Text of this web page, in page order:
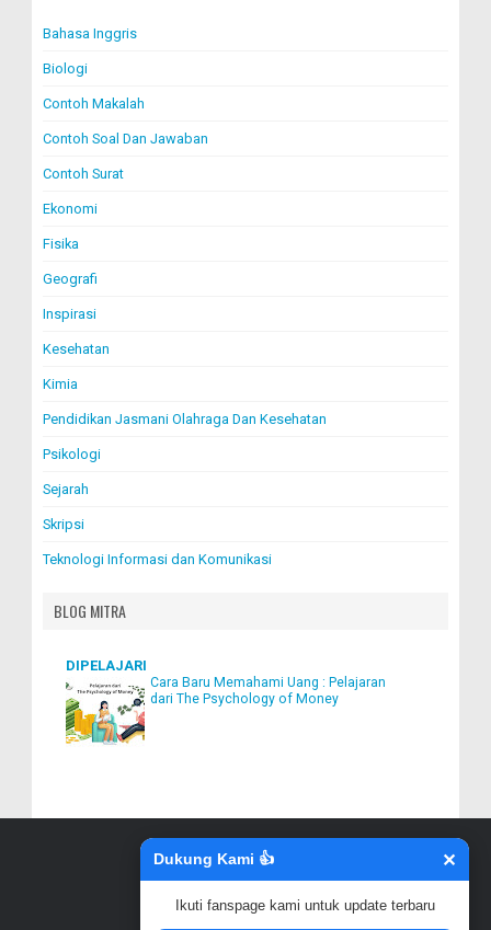
Dukung Kami 👍 ✕
Ikuti fanspage kami untuk update terbaru
Bahasa Inggris
Biologi
Contoh Makalah
Contoh Soal Dan Jawaban
Contoh Surat
Ekonomi
Fisika
Geografi
Inspirasi
Kesehatan
Kimia
Pendidikan Jasmani Olahraga Dan Kesehatan
Psikologi
Sejarah
Skripsi
Teknologi Informasi dan Komunikasi
BLOG MITRA
DIPELAJARI
Cara Baru Memahami Uang : Pelajaran
dari The Psychology of Money
↑